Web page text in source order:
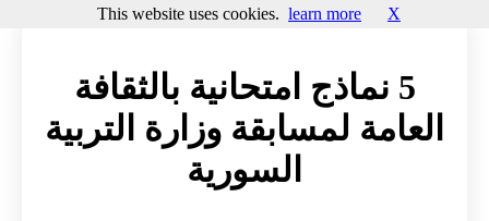
5 نماذج امتحانية بالثقافة
العامة لمسابقة وزارة التربية
السورية
This website uses cookies. learn more X